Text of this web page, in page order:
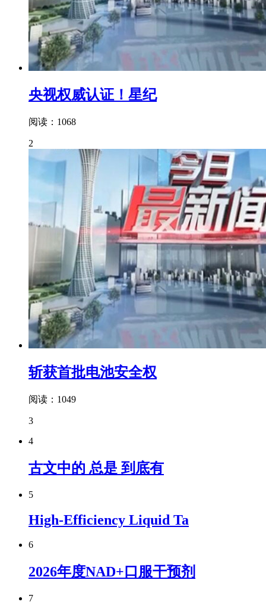
央视权威认证！星纪
阅读：1068
2
斩获首批电池安全权
阅读：1049
3
4
古文中的 总是 到底有
5
High-Efficiency Liquid Ta
6
2026年度NAD+口服干预剂
7